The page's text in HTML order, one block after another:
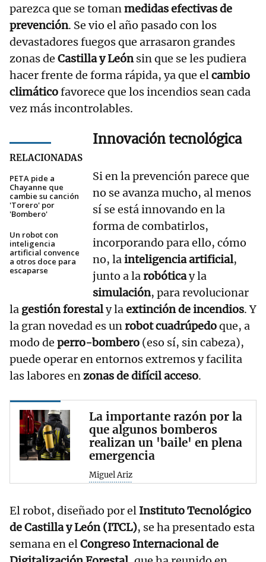
parezca que se tomanmedidas efectivas de
prevención. Se vio el año pasado con los
devastadores fuegos que arrasaron grandes
zonas de Castilla y Leónsin que se les pudiera
hacer frente de forma rápida, ya que elcambio
climáticofavorece que los incendios sean cada
vez más incontrolables.
RELACIONADAS
PETA pide a
Chayanne que
cambie su canción
'Torero' por
'Bombero'
Un robot con
inteligencia
artificial convence
a otros doce para
escaparse
Innovación tecnológica
Si en la prevención parece que
no se avanza mucho, al menos
sí se está innovando en la
forma de combatirlos,
incorporando para ello, cómo
no, lainteligencia artificial,
junto a larobóticay la
simulación, para revolucionar
la gestión forestaly laextinción de incendios. Y
la gran novedad es unrobot cuadrúpedoque, a
modo de perro-bombero (eso sí, sin cabeza),
puede operar en entornos extremos y facilita
las labores enzonas de difícil acceso.
La importante razón por la
que algunos bomberos
realizan un 'baile' en plena
emergencia
Miguel Ariz
El robot, diseñado por el Instituto Tecnológico
de Castilla y León (ITCL), se ha presentado esta
semana en elCongreso Internacional de